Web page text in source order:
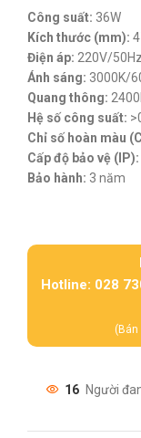
Công suất: 36W
Kích thước (mm):
Điện áp: 220V/50Hz
Ánh sáng: 3000K/
Quang thông:
Hệ số công suất:
Chỉ số hoàn màu
Cấp độ bảo vệ (IP):
Bảo hành: 3 năm
Hotline: 028
(Bán
16 Người